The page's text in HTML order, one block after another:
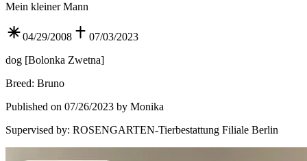
Mein kleiner Mann
04/29/2008
07/03/2023
dog [Bolonka Zwetna]
Breed: Bruno
Published on 07/26/2023 by Monika
Supervised by: ROSENGARTEN-Tierbestattung Filiale Berlin